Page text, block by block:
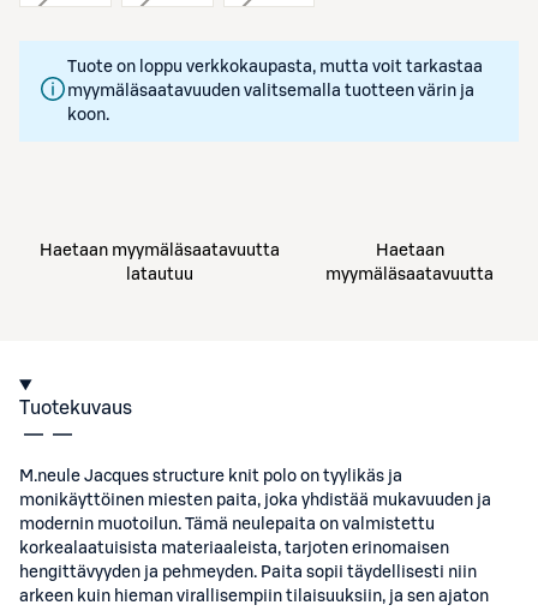
Tuote on loppu verkkokaupasta, mutta voit tarkastaa
myymäläsaatavuuden valitsemalla tuotteen värin ja
koon.
Haetaan myymäläsaatavuutta
latautuu
Haetaan
myymäläsaatavuutta
Tuotekuvaus
M.neule Jacques structure knit polo on tyylikäs ja
monikäyttöinen miesten paita, joka yhdistää mukavuuden ja
modernin muotoilun. Tämä neulepaita on valmistettu
korkealaatuisista materiaaleista, tarjoten erinomaisen
hengittävyyden ja pehmeyden. Paita sopii täydellisesti niin
arkeen kuin hieman virallisempiin tilaisuuksiin, ja sen ajaton